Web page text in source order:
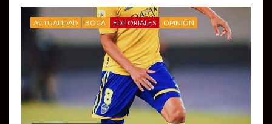
ACTUALIDAD BOCA EDITORIALES OPINIÓN